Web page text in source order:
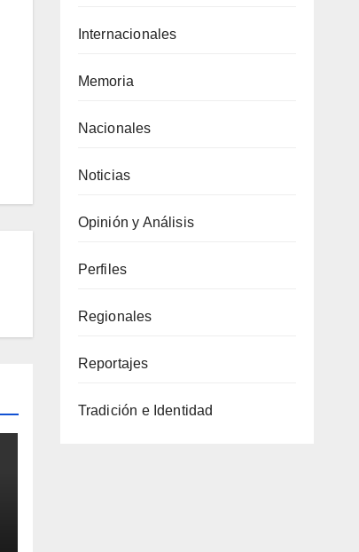
Internacionales
Memoria
Nacionales
Noticias
Opinión y Análisis
Perfiles
Regionales
Reportajes
Tradición e Identidad